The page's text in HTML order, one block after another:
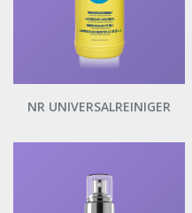
NR UNIVERSALREINIGER